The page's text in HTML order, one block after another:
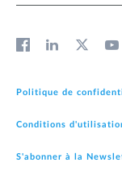
Politique de
Conditions
S'abonner à la